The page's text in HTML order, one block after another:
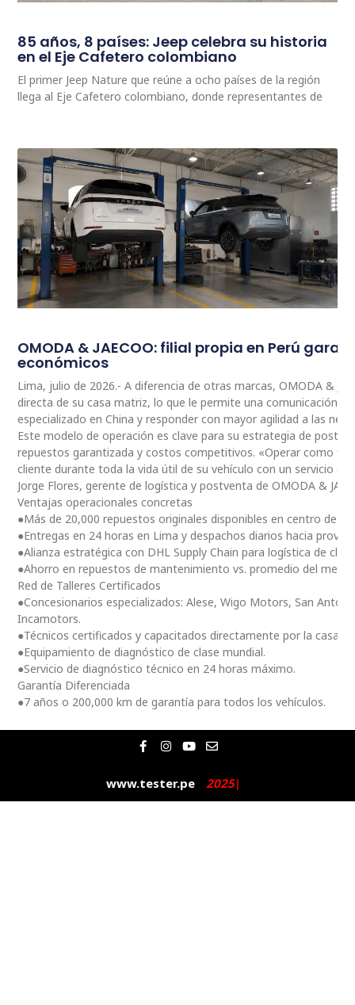
85 años, 8 países: Jeep celebra su historia
en el Eje Cafetero colombiano
El primer Jeep Nature que reúne a ocho países de la región
llega al Eje Cafetero colombiano, donde representantes de
OMODA & JAECOO: filial propia en Perú
económicos
Lima, julio de 2026.- A diferencia de otras marcas, OMODA &
directa de su casa matriz, lo que le permite una comunicación
especializado en China y responder con mayor agilidad a las
Este modelo de operación es clave para su estrategia de
repuestos garantizada y costos competitivos. «Operar como
cliente durante toda la vida útil de su vehículo con un servicio
Jorge Flores, gerente de logística y postventa de OMODA &
Ventajas operacionales concretas
●Más de 20,000 repuestos originales disponibles en centro de
●Entregas en 24 horas en Lima y despachos diarios hacia
●Alianza estratégica con DHL Supply Chain para logística de
●Ahorro en repuestos de mantenimiento vs. promedio del
Red de Talleres Certificados
●Concesionarios especializados: Alese, Wigo Motors, San
Incamotors.
●Técnicos certificados y capacitados directamente por la casa
●Equipamiento de diagnóstico de clase mundial.
●Servicio de diagnóstico técnico en 24 horas máximo.
Garantía Diferenciada
●7 años o 200,000 km de garantía para todos los vehículos.
F
a
e
b
o
I
n
t
a
g
Y
o
t
u
b
E
n
e
l
o
www.tester.pe 2025|